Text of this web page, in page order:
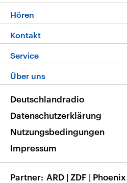
Programm
Die Nachrichten
Nachrichtenleicht
Neue Beiträge auf dlf.de
Hören
Livestream
Podcasts
Deutschlandfunk App
Nachrichten App
Frequenzen
Kontakt
Hörerservice
Service
FAQ
Veranstaltungen
Musikliste
RSS
Über uns
Barrierefreiheit
Deutschlandradio
Datenschutzerklärung
Nutzungsbedingungen
Impressum
Partner ARD | ZDF | Phoenix